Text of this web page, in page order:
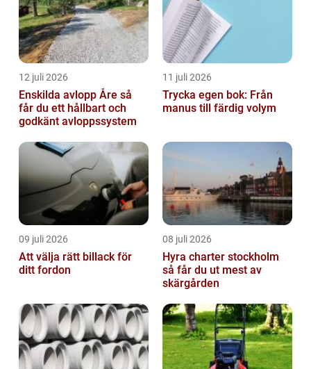
12 juli 2026
Enskilda avlopp Åre så
får du ett hållbart och
godkänt avloppssystem
11 juli 2026
Trycka egen bok: Från
manus till färdig volym
09 juli 2026
Att välja rätt billack för
ditt fordon
08 juli 2026
Hyra charter stockholm
så får du ut mest av
skärgården